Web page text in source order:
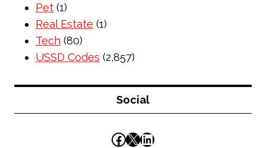
Pet (1)
Real Estate (1)
Tech (80)
USSD Codes (2,857)
Social
Facebook
X LinkedIn